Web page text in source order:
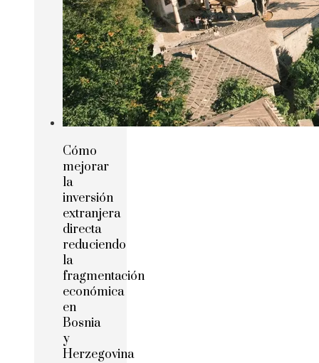
Cómo
mejorar
la
inversión
extranjera
directa
reduciendo
la
fragmentación
económica
en
Bosnia
y
Herzegovina